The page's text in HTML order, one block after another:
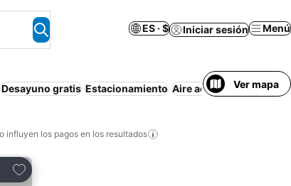
ES · $ Iniciar sesión Menú
Desayuno gratis Estacionamiento Aire acondicionado
Ver mapa
influyen los pagos en los resultados
Añadir a favoritos